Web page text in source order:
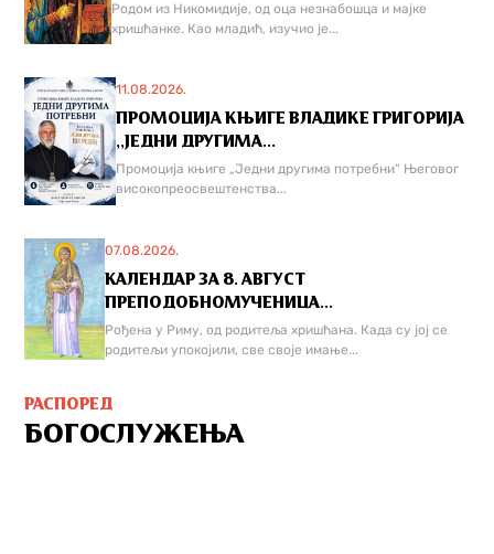
Родом из Никомидије, од оца незнабошца и мајке
хришћанке. Као младић, изучио је...
11.08.2026.
ПРОМОЦИЈА КЊИГЕ ВЛАДИКЕ ГРИГОРИЈА
,,ЈЕДНИ ДРУГИМА...
Промоција књиге „Једни другима потребни“ Његовог
високопреосвештенства...
07.08.2026.
КАЛЕНДАР ЗА 8. АВГУСТ
ПРЕПОДОБНОМУЧЕНИЦА...
Рођена у Риму, од родитеља хришћана. Када су јој се
родитељи упокојили, све своје имање...
РАСПОРЕД
БОГОСЛУЖЕЊА